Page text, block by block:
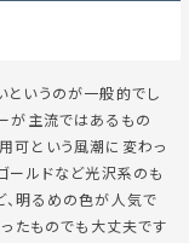
というのが一般的でし
が主流ではあるもの
可という風潮に変わっ
ールドなど光沢系のも
、明るめの色が人気で
ったものでも大丈夫です